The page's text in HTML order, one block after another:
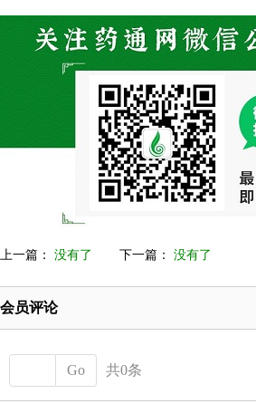
上一篇： 没有了 下一篇： 没有了
会员评论
Go 共0条